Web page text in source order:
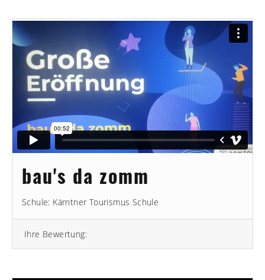
bau's da zomm
Schule: Kärntner Tourismus Schule
Ihre Bewertung: